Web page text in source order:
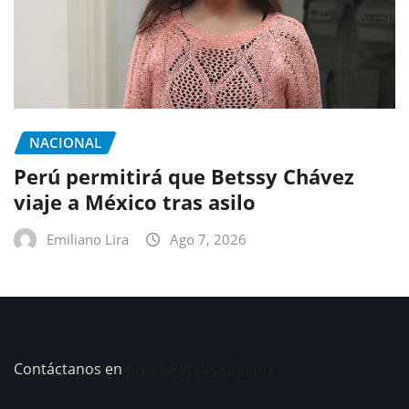
NACIONAL
Perú permitirá que Betssy Chávez
viaje a México tras asilo
Emiliano Lira Ago 7, 2026
Contáctanos en